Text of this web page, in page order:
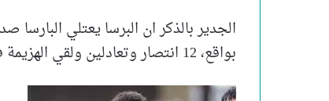
بواقع، 12 انتصار وتعادلين ولقي الهزيمة في 4 مباريات.